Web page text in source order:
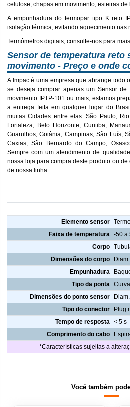
celulose, chapas em movimento, esteiras de
A empunhadura do termopar tipo K reto
isolação térmica, evitando aquecimento nas
Termômetros digitais, consulte-nos para
Sensor de temperatura reto
movimento - Preço e onde
A Impac é uma empresa que abrange todo
se deseja comprar apenas um Sensor de
movimento IPTP-101 ou mais, estamos
a entrega feita em qualquer lugar do
muitas Cidades entre elas: São Paulo,
Fortaleza, Belo Horizonte, Curitiba,
Guarulhos, Goiânia, Campinas, São Luís,
Caxias, São Bernardo do Campo,
Sempre com um atendimento de
nossa loja para compra deste produto ou
de nossa linha.
Elemento sensor
Faixa de temperatura -50 a
Corpo
Dimensões do corpo
Empunhadura
Tipo da ponta
Dimensões do ponto sensor
Tipo do conector
Plug
Tempo de resposta < 5 s
Comprimento do cabo
*Características sujeitas a
Você também